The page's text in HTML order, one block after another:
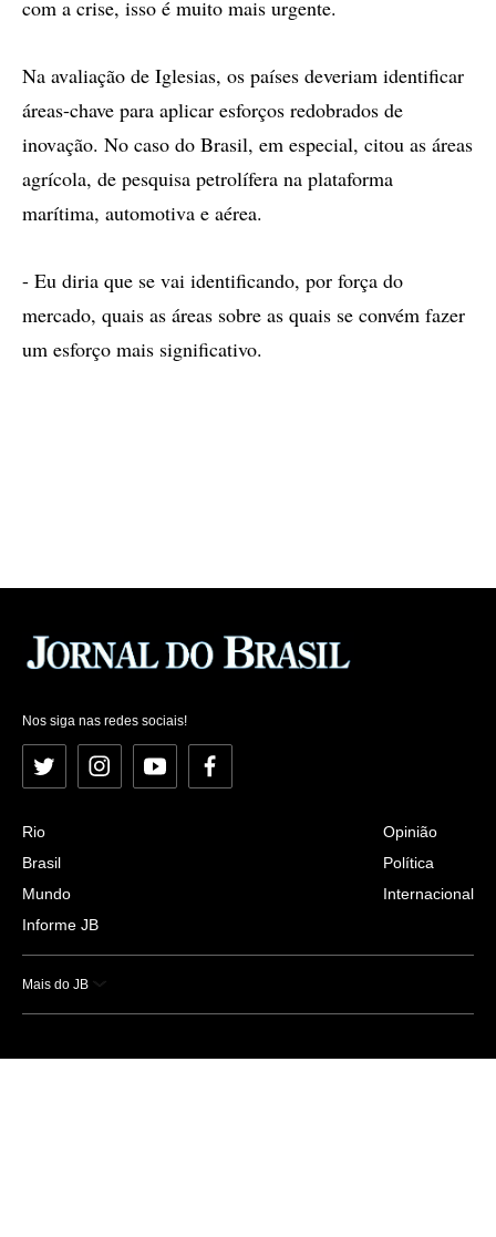
com a crise, isso é muito mais urgente.
Na avaliação de Iglesias, os países deveriam identificar
áreas-chave para aplicar esforços redobrados de
inovação. No caso do Brasil, em especial, citou as áreas
agrícola, de pesquisa petrolífera na plataforma
marítima, automotiva e aérea.
- Eu diria que se vai identificando, por força do
mercado, quais as áreas sobre as quais se convém fazer
um esforço mais significativo.
Nos siga nas redes sociais!
Twitter InstagramYouTubeFacebook
Rio
Brasil
Mundo
Informe JB
Opinião
Política
Internacional
Mais do JB
Esportes